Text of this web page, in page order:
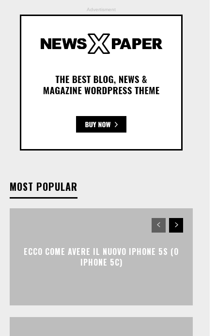
Advertisment
MOST POPULAR
ECCO COME AVERE IL NUOVO IPHONE 5S (O
IPHONE 5C)